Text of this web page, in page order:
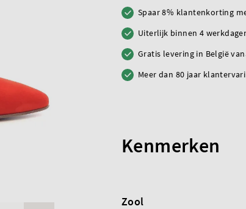
Spaar 8% klantenkorting
Uiterlijk binnen 4
Gratis levering in België
Meer dan 80 jaar
Kenmerken
Zool